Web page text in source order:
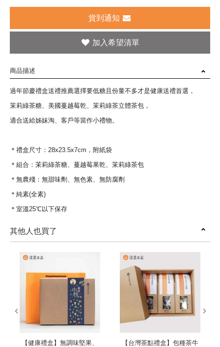
貨到通知
商品描述
過年節慶禮盒送禮推薦選擇要低糖且份量不多才是健康送禮首選，
茉莉綠茶糖、美國蔓越莓乾、茉莉綠茶立體茶包，
適合送給姊妹淘、客戶等當作小禮物。
＊禮盒尺寸：28x23.5x7cm，附紙袋
＊組合：茉莉綠茶糖、蔓越莓果乾、茉莉綠茶包
＊無農殘：無甜味劑、無色素、無防腐劑
＊純素(全素)
＊室溫25℃以下保存
其他人也買了
【健康禮盒】無調味堅果、
【台灣茶點禮盒】包種茶牛